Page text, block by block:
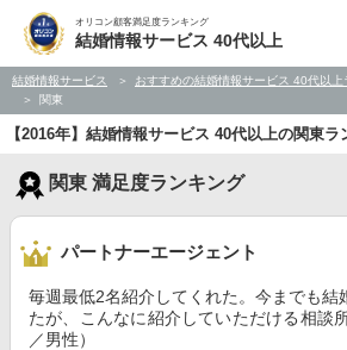
オリコン顧客満足度ランキング
結婚情報サービス 40代以上
結婚情報サービス おすすめの結婚情報サービス 40代以上
関東
【2016年】結婚情報サービス 40代以上の関東
関東 満足度ランキング
パートナーエージェント
毎週最低2名紹介してくれた。今までも結
たが、こんなに紹介していただける相談
／男性）